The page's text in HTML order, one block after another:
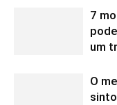
7
um
O